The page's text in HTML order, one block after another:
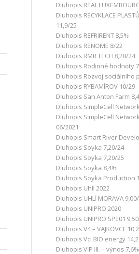
Dluhopis REAL
Dluhopis RECYKLACE
11,9/25
Dluhopis REFRIRENT 8,5%
Dluhopis RENOME 8/22
Dluhopis RMR TECH 8,20/24
Dluhopis Rodinné hodnoty
Dluhopis Rozvoj sociálního
Dluhopis RYBAMÍROV 10/29
Dluhopis San Anton Farm
Dluhopis SimpleCell
Dluhopis SimpleCell
06/2021
Dluhopis Smart River
Dluhopis Soyka 7,20/24
Dluhopis Soyka 7,20/25
Dluhopis Soyka 8,4%
Dluhopis Soyka Production
Dluhopis Uhlí 2022
Dluhopis UHLÍ MORAVA
Dluhopis UNIPRO 2020
Dluhopis UNIPRO SPE01
Dluhopis V4 – VAJKOVCE
Dluhopis Vci BIO energy
Dluhopis VIP III. – výnos